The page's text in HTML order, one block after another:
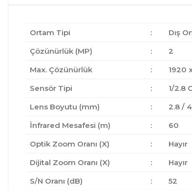
Ortam Tipi :
Dış
Çözünürlük (MP)
:
2
Max. Çözünürlük
:
1920
Sensör Tipi
:
1/2.8
Lens Boyutu (mm)
:
2.8 /
İnfrared Mesafesi (m)
:
60
Optik Zoom Oranı (X)
:
Hayır
Dijital Zoom Oranı (X)
:
Hayır
S/N Oranı (dB)
:
52